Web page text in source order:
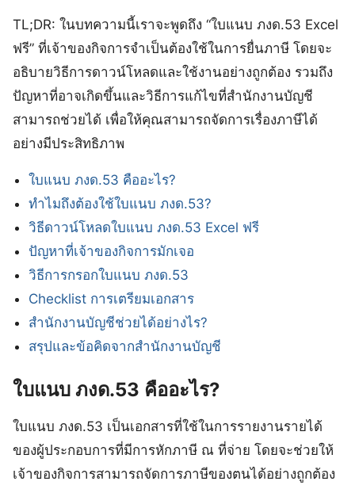
TL;DR: ในบทความนี้เราจะพูดถึง “ใบแนบ ภงด.53 Excel
ฟรี” ที่เจ้าของกิจการจำเป็นต้องใช้ในการยื่นภาษี โดยจะ
อธิบายวิธีการดาวน์โหลดและใช้งานอย่างถูกต้อง รวมถึง
ปัญหาที่อาจเกิดขึ้นและวิธีการแก้ไขที่สำนักงานบัญชี
สามารถช่วยได้ เพื่อให้คุณสามารถจัดการเรื่องภาษีได้
อย่างมีประสิทธิภาพ
ใบแนบ ภงด.53 คืออะไร?
ทำไมถึงต้องใช้ใบแนบ ภงด.53?
วิธีดาวน์โหลดใบแนบ ภงด.53 Excel ฟรี
ปัญหาที่เจ้าของกิจการมักเจอ
วิธีการกรอกใบแนบ ภงด.53
Checklist การเตรียมเอกสาร
สำนักงานบัญชีช่วยได้อย่างไร?
สรุปและข้อคิดจากสำนักงานบัญชี
ใบแนบ ภงด.53 คืออะไร?
ใบแนบ ภงด.53 เป็นเอกสารที่ใช้ในการรายงานรายได้
ของผู้ประกอบการที่มีการหักภาษี ณ ที่จ่าย โดยจะช่วยให้
เจ้าของกิจการสามารถจัดการภาษีของตนได้อย่างถูกต้อง